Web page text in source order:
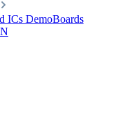
ICs DemoBoards